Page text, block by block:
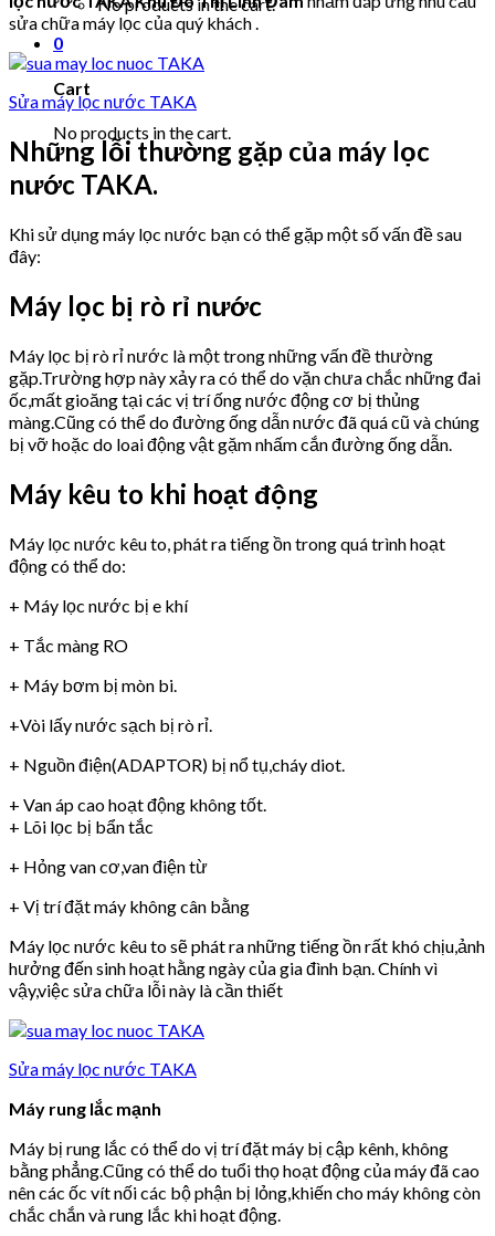
No products in the cart.
0
Cart
No products in the cart.
sửa chữa máy lọc của quý khách .
Sửa máy lọc nước TAKA
Những lỗi thường gặp của máy lọc
nước TAKA.
Khi sử dụng máy lọc nước bạn có thể gặp một số vấn đề sau
đây:
Máy lọc bị rò rỉ nước
Máy lọc bị rò rỉ nước là một trong những vấn đề thường
gặp.Trường hợp này xảy ra có thể do vặn chưa chắc những đai
ốc,mất gioăng tại các vị trí ống nước động cơ bị thủng
màng.Cũng có thể do đường ống dẫn nước đã quá cũ và chúng
bị vỡ hoặc do loai động vật gặm nhấm cắn đường ống dẫn.
Máy kêu to khi hoạt động
Máy lọc nước kêu to, phát ra tiếng ồn trong quá trình hoạt
động có thể do:
+ Máy lọc nước bị e khí
+ Tắc màng RO
+ Máy bơm bị mòn bi.
+Vòi lấy nước sạch bị rò rỉ.
+ Nguồn điện(ADAPTOR) bị nổ tụ,cháy diot.
+ Van áp cao hoạt động không tốt.
+ Lõi lọc bị bẩn tắc
+ Hỏng van cơ,van điện từ
+ Vị trí đặt máy không cân bằng
Máy lọc nước kêu to sẽ phát ra những tiếng ồn rất khó chịu,ảnh
hưởng đến sinh hoạt hằng ngày của gia đình bạn. Chính vì
vậy,việc sửa chữa lỗi này là cần thiết
Sửa máy lọc nước TAKA
Máy rung lắc mạnh
Máy bị rung lắc có thể do vị trí đặt máy bị cập kênh, không
bằng phẳng.Cũng có thể do tuổi thọ hoạt động của máy đã cao
nên các ốc vít nối các bộ phận bị lỏng,khiến cho máy không còn
chắc chắn và rung lắc khi hoạt động.